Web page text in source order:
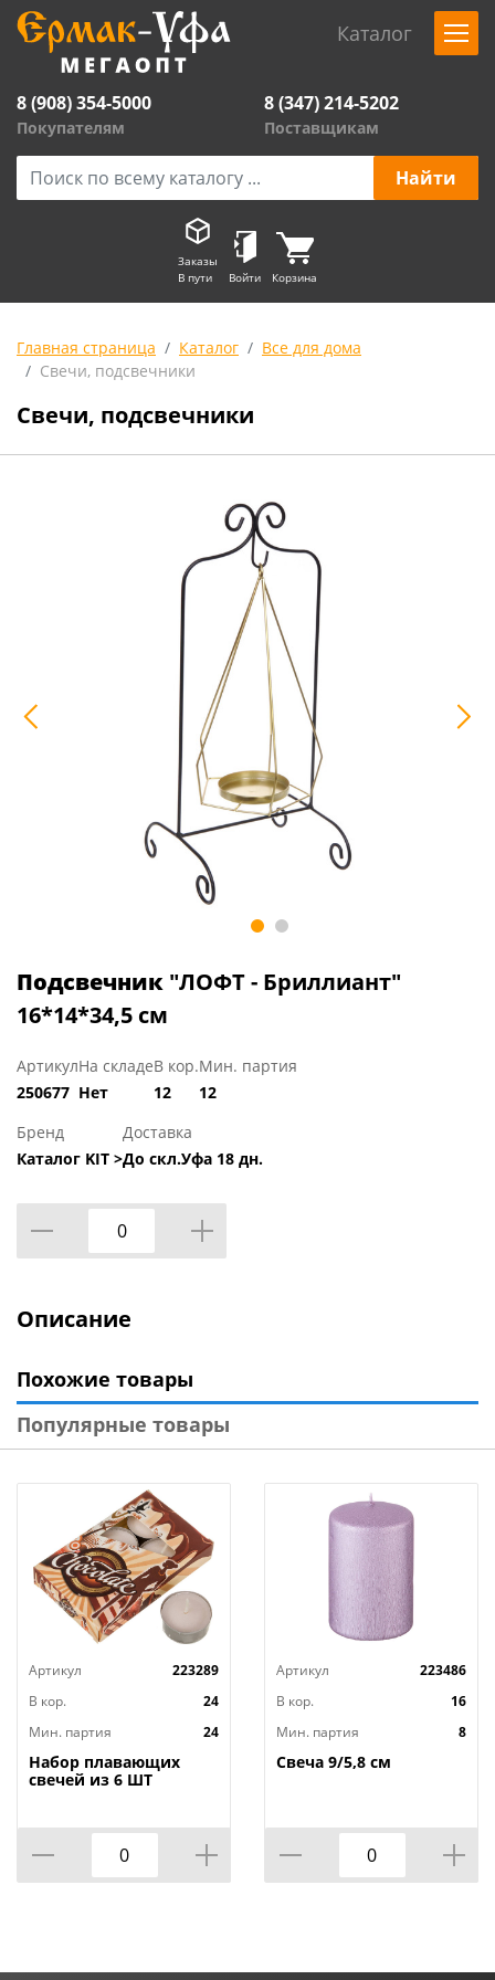
Каталог
8 (908) 354-5000
Покупателям
8 (347) 214-5202
Поставщикам
Заказы
В пути
Войти Корзина
Главная страница Каталог
Все для дома
Свечи, подсвечники
Свечи, подсвечники
Подсвечник "ЛОФТ - Бриллиант"
16*14*34,5 см
Артикул
250677
На складе
Нет
В кор.
12
Мин. партия
12
Бренд
Каталог KIT >
Доставка
До скл.Уфа 18 дн.
Описание
Похожие товары
Популярные товары
Артикул
223289
В кор.
24
Мин. партия
24
Набор плавающих
свечей из 6 ШТ
Артикул
223486
В кор.
16
Мин. партия
8
Свеча 9/5,8 см